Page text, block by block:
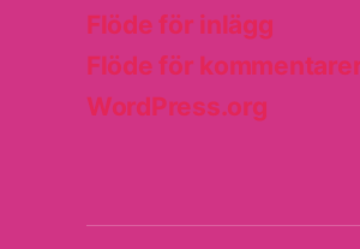
Flöde för inlägg
Flöde för
WordPress.org